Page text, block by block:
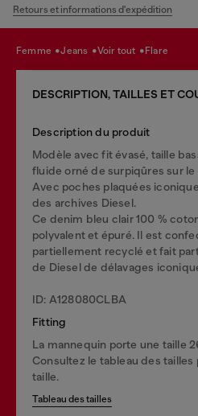
Retours et informations d'expédition
femme jeans voir tout flare
DESCRIPTION, TAILLES ET
Description du produit
Modèle avec fit évasé, taille
fluide orné de surpiqûres sur
Avec poches plaquées
des archives Diesel.
Ce denim bleu clair 100 %
polyvalent et épuré. Il est
partiellement recyclé et fait
de Diesel de délavages
ID: A128080CLBA
Fitting
La mannequin porte une taille
Consultez le tableau des tailles
taille.
Tableau des tailles